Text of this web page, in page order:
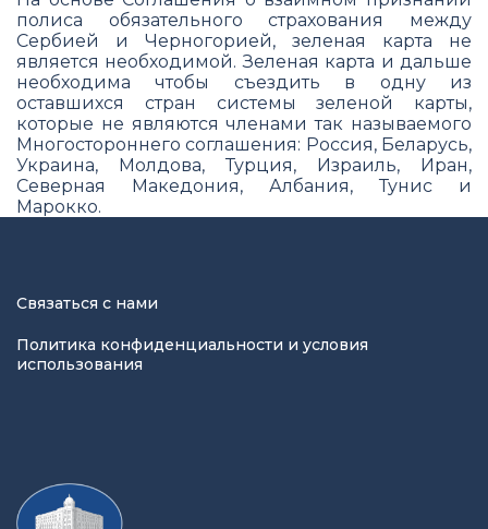
полиса обязательного страхования между
Сербией и Черногорией, зеленая карта не
является необходимой. Зеленая карта и​ дальше
необходима чтобы съездить в одну​ из
оставшихся стран системы зеленой карты,
которые не являются членами так называемого
Многостороннего соглашения: Россия, Беларусь,
Украина, Молдова, Турция, Израиль, Иран,
Северная Македония, Албания, Тунис и
Марокко.
Связаться с нами
Политика конфиденциальности и условия
использования